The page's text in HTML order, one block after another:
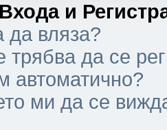
и
вляза?
да се
автоматично?
ми да се